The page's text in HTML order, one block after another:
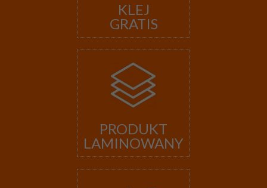
KLEJ
GRATIS
PRODUKT
LAMINOWANY